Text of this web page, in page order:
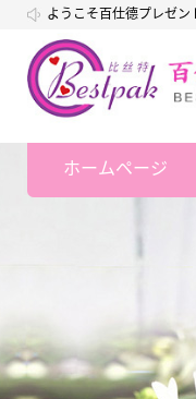
ようこそ百仕德プレゼン
ホームページ